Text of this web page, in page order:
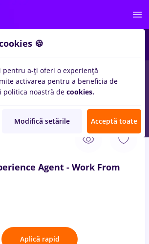
(de acasă) București Cluj-
Agent - Work From
Aplică rapid
🍪
pentru a-ți oferi o experiență
activarea pentru a beneficia de
politica noastră de cookies.
Modifică setările Acceptă toate